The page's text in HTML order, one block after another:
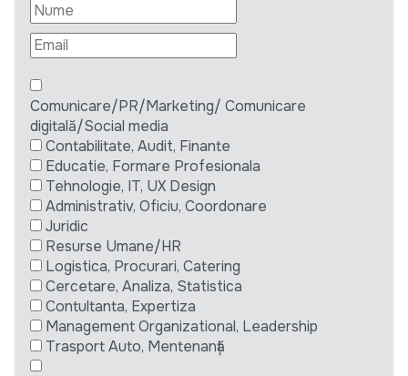
Comunicare/PR/Marketing/ Comunicare
digitală/Social media
Contabilitate, Audit, Finante
Educatie, Formare Profesionala
Tehnologie, IT, UX Design
Administrativ, Oficiu, Coordonare
Juridic
Resurse Umane/HR
Logistica, Procurari, Catering
Cercetare, Analiza, Statistica
Contultanta, Expertiza
Management Organizational, Leadership
Trasport Auto, Mentenanță